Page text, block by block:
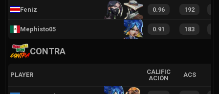
Feniz 0.96 192
Mephisto05 0.91 183
CONTRA
PLAYER
CALIFIC
ACIÓN
ACS